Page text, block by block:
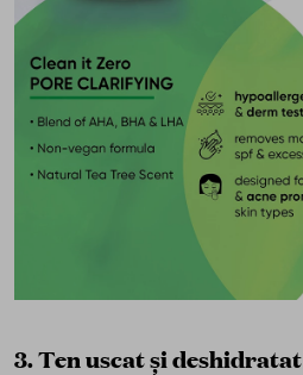
3. Ten uscat și deshidratat